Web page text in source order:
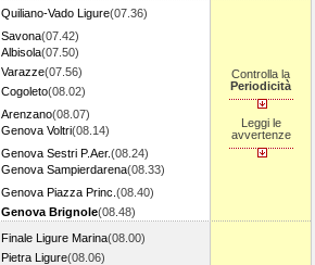
Quiliano-Vado Ligure(07.36)
Savona(07.42)
Albisola(07.50)
Varazze(07.56)
Cogoleto(08.02)
Arenzano(08.07)
Genova Voltri(08.14)
Genova Sestri P.Aer.(08.24)
Genova Sampierdarena(08.33)
Genova Piazza Princ. (08.40)
Genova Brignole(08.48)
Controlla la
Periodicità
Leggi le
avvertenze
Finale Ligure Marina(08.00)
Pietra Ligure(08.06)